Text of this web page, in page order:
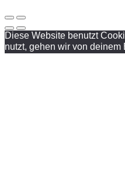
Diese Website benutzt
nutzt, gehen wir von deinem